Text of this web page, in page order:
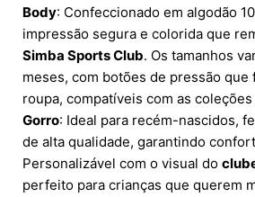
Body: Confeccionado em algodão
impressão segura e colorida que
Simba Sports Club. Os tamanhos
meses, com botões de pressão que
roupa, compatíveis com as coleções
Gorro: Ideal para recém-nascidos,
de alta qualidade, garantindo
Personalizável com o visual do
perfeito para crianças que querem